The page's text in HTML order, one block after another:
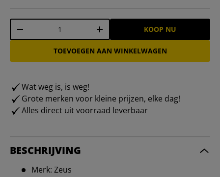
Aantal
-
+ KOOP NU
TOEVOEGEN AAN WINKELWAGEN
Wat weg is, is weg!
Grote merken voor kleine prijzen, elke dag!
Alles direct uit voorraad leverbaar
BESCHRIJVING
Merk: Zeus